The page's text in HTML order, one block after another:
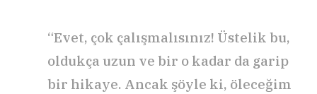
“Evet, çok çalışmalısınız! Üstelik bu,
oldukça uzun ve bir o kadar da garip
bir hikaye. Ancak şöyle ki, öleceğim